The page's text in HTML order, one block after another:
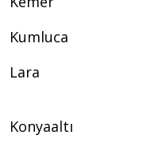
Kumluca
Lara
Konyaaltı